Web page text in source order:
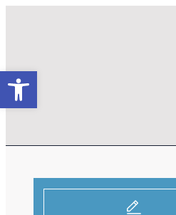
פתח